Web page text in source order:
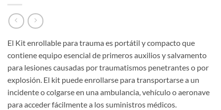
El Kit enrollable para trauma es portátil y compacto que
contiene equipo esencial de primeros auxilios y salvamento
para lesiones causadas por traumatismos penetrantes o por
explosión. El kit puede enrollarse para transportarse a un
incidente o colgarse en una ambulancia, vehículo o aeronave
para acceder fácilmente a los suministros médicos.